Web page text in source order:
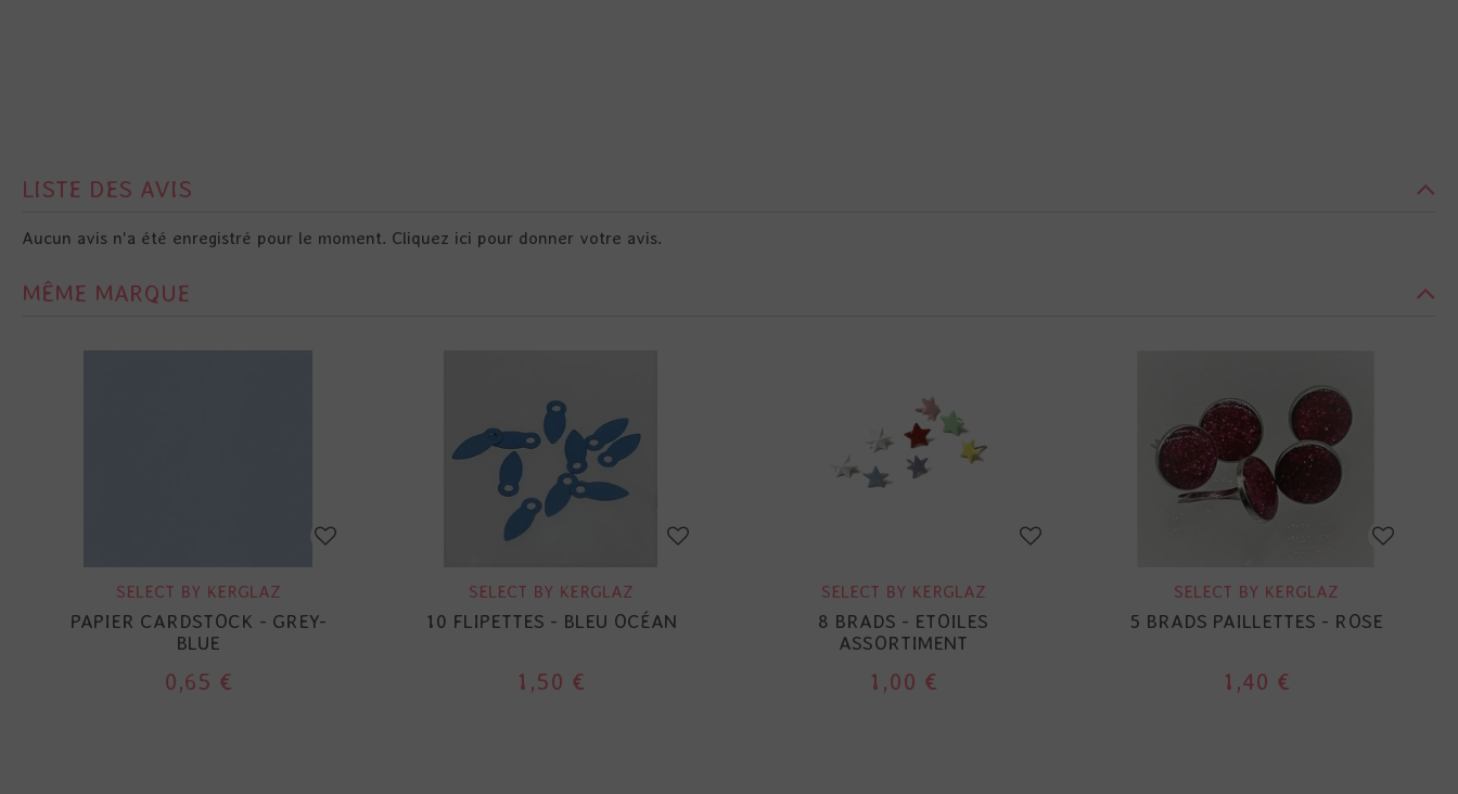
LISTE DES AVIS
Aucun avis n'a été enregistré pour le moment. Cliquez ici pour donner votre avis.
MÊME MARQUE
SELECT BY KERGLAZ
PAPIER CARDSTOCK - GREY-
BLUE
0,65 €
SELECT BY KERGLAZ
10 FLIPETTES - BLEU OCÉAN
1,50 €
SELECT BY KERGLAZ
8 BRADS - ETOILES
ASSORTIMENT
1,00 €
SELECT BY KERGLAZ
5 BRADS PAILLETTES - ROSE
1,40 €